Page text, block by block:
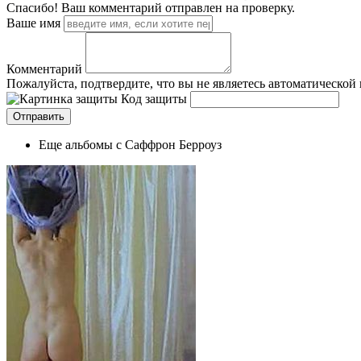
Спасибо! Ваш комментарий отправлен на проверку.
Ваше имя
Комментарий
Пожалуйста, подтвердите, что вы не являетесь
Код защиты
Еще альбомы с Саффрон Берроуз